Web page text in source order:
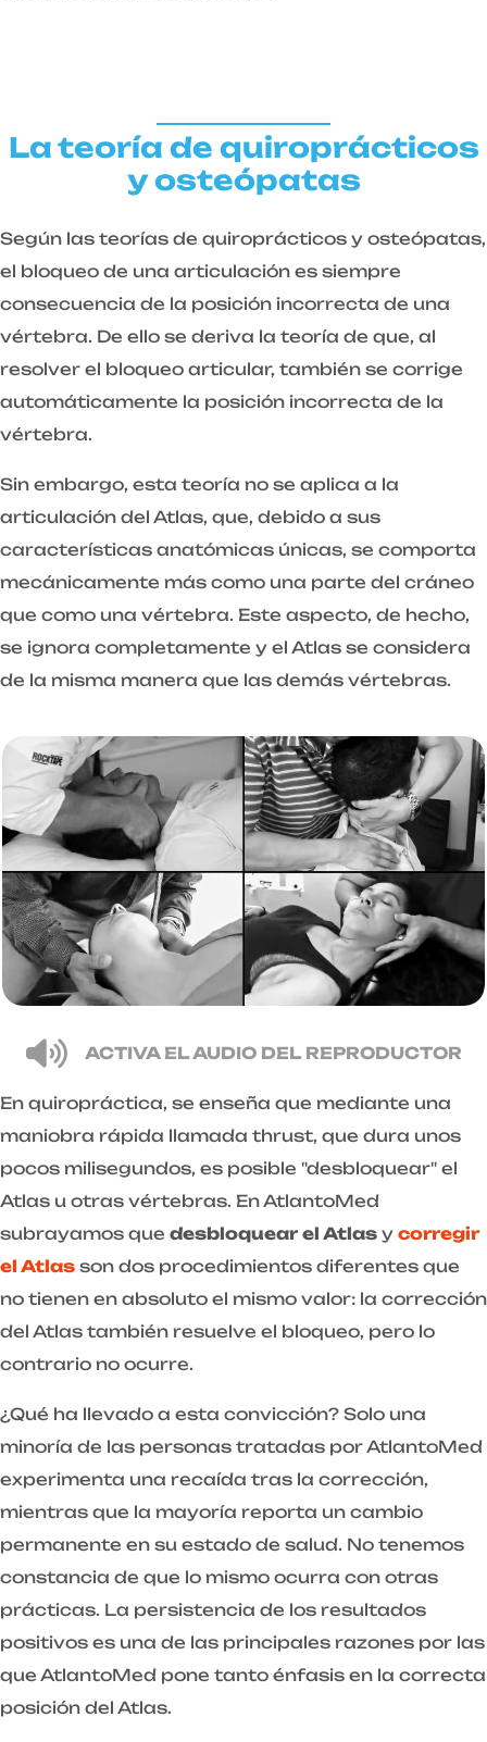
La teoría de quiroprácticos
y osteópatas
Según las teorías de quiroprácticos y osteópatas,
el bloqueo de una articulación es siempre
consecuencia de la posición incorrecta de una
vértebra. De ello se deriva la teoría de que, al
resolver el bloqueo articular, también se corrige
automáticamente la posición incorrecta de la
vértebra.
Sin embargo, esta teoría no se aplica a la
articulación del Atlas, que, debido a sus
características anatómicas únicas, se comporta
mecánicamente más como una parte del cráneo
que como una vértebra. Este aspecto, de hecho,
se ignora completamente y el Atlas se considera
de la misma manera que las demás vértebras.
ACTIVA EL AUDIO DEL REPRODUCTOR
En quiropráctica, se enseña que mediante una
maniobra rápida llamada thrust, que dura unos
pocos milisegundos, es posible "desbloquear" el
Atlas u otras vértebras. En AtlantoMed
subrayamos que desbloquear el Atlas y corregir
el Atlas son dos procedimientos diferentes que
no tienen en absoluto el mismo valor: la corrección
del Atlas también resuelve el bloqueo, pero lo
contrario no ocurre.
¿Qué ha llevado a esta convicción? Solo una
minoría de las personas tratadas por AtlantoMed
experimenta una recaída tras la corrección,
mientras que la mayoría reporta un cambio
permanente en su estado de salud. No tenemos
constancia de que lo mismo ocurra con otras
prácticas. La persistencia de los resultados
positivos es una de las principales razones por las
que AtlantoMed pone tanto énfasis en la correcta
posición del Atlas.